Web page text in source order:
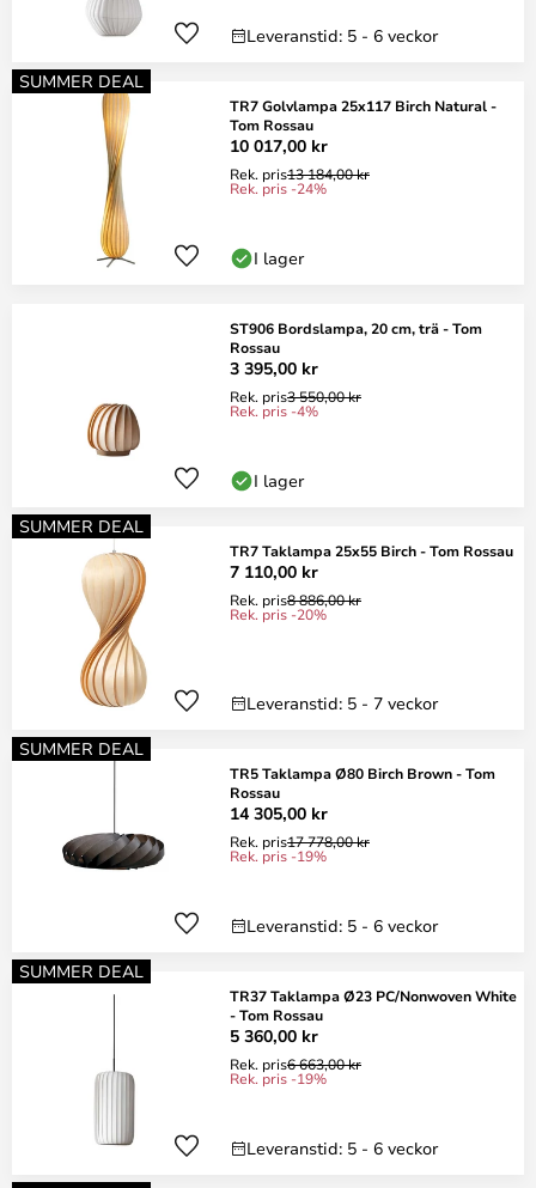
Leveranstid: 5 - 6 veckor
SUMMER DEAL
TR7 Golvlampa 25x117 Birch Natural -
Tom Rossau
10 017,00 kr
Rek. pris13 184,00 kr
Rek. pris -24%
I lager
ST906 Bordslampa, 20 cm, trä - Tom
Rossau
3 395,00 kr
Rek. pris3 550,00 kr
Rek. pris -4%
I lager
SUMMER DEAL
TR7 Taklampa 25x55 Birch - Tom Rossau
7 110,00 kr
Rek. pris8 886,00 kr
Rek. pris -20%
Leveranstid: 5 - 7 veckor
SUMMER DEAL
TR5 Taklampa Ø80 Birch Brown - Tom
Rossau
14 305,00 kr
Rek. pris17 778,00 kr
Rek. pris -19%
Leveranstid: 5 - 6 veckor
SUMMER DEAL
TR37 Taklampa Ø23 PC/Nonwoven White
- Tom Rossau
5 360,00 kr
Rek. pris6 663,00 kr
Rek. pris -19%
Leveranstid: 5 - 6 veckor